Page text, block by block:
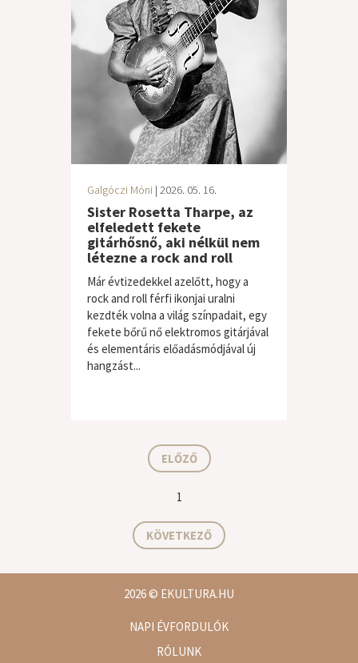
Galgóczi Móni | 2026. 05. 16.
Sister Rosetta Tharpe, az
elfeledett fekete
gitárhősnő, aki nélkül nem
létezne a rock and roll
Már évtizedekkel azelőtt, hogy a
rock and roll férfi ikonjai uralni
kezdték volna a világ színpadait, egy
fekete bőrű nő elektromos gitárjával
és elementáris előadásmódjával új
hangzást...
ELŐZŐ
1
KÖVETKEZŐ
2026© EKULTURA.HU
NAPI ÉVFORDULÓK
RÓLUNK